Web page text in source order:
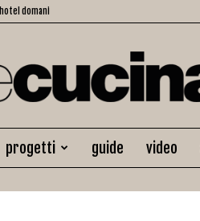
hotel domani
Ambiente
progetti guide video